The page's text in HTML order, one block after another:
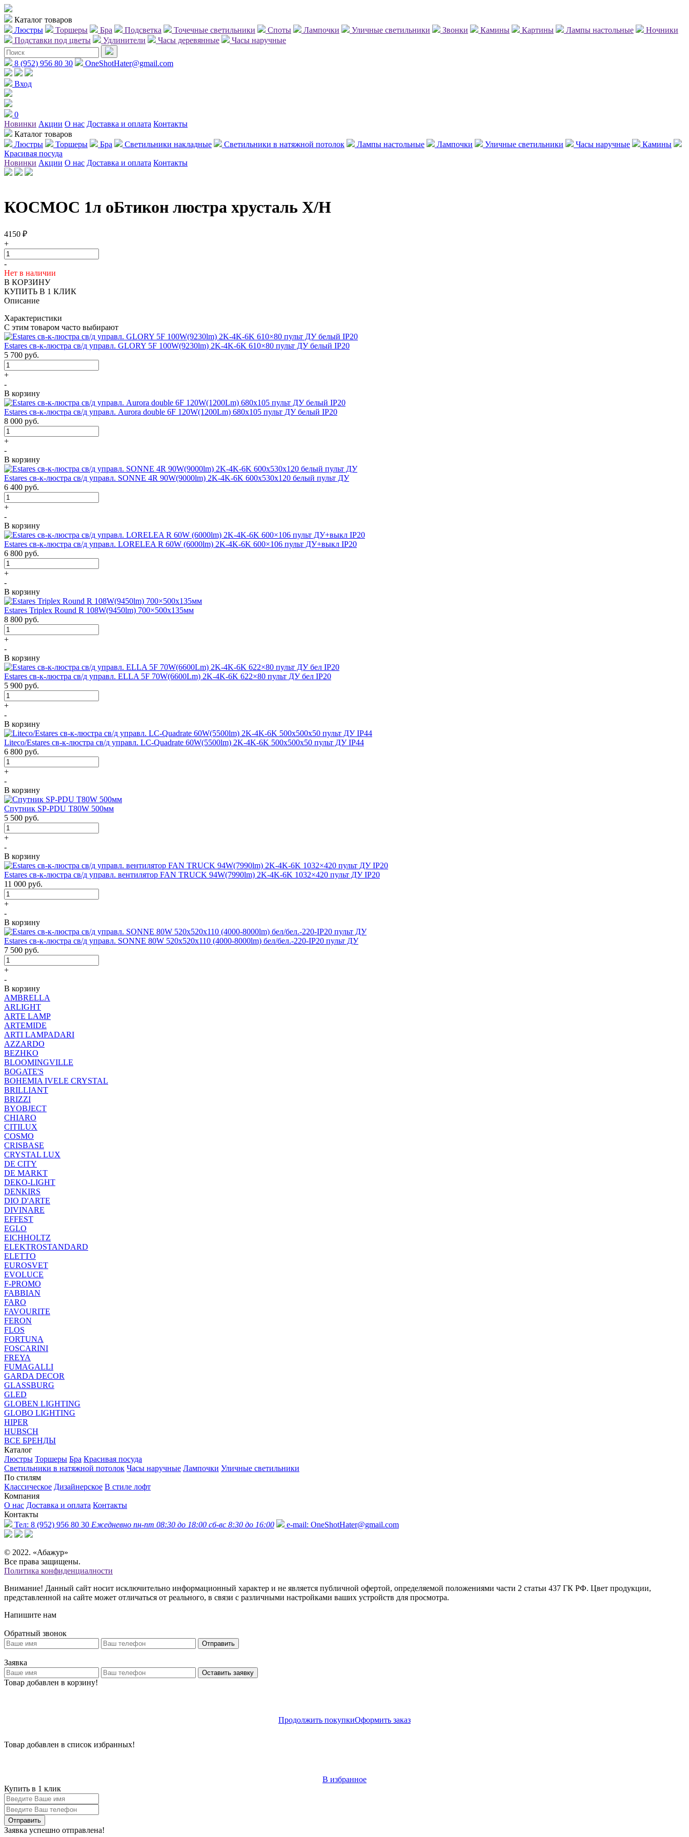
Каталог товаров
Люстры
Торшеры Бра Подсветка Точечные светильники Споты Лампочки Уличные светильники Звонки Камины Картины Лампы настольные
Ночники
Подставки под цветы
Удлинители Часы деревянные Часы наручные
8 (952) 956 80 30 OneShotHater@gmail.com
Вход
0
Новинки Акции О нас Доставка и оплата Контакты
Каталог товаров
Люстры
Торшеры Бра Светильники накладные Светильники в натяжной потолок Лампы настольные Лампочки Уличные светильники Часы наручные
Камины
Красивая посуда
Новинки Акции О нас Доставка и оплата Контакты
КОСМОС 1л оБтикон люстра хрусталь Х/Н
4150 ₽
+
-
Нет в наличии
В КОРЗИНУ
КУПИТЬ В 1 КЛИК
Описание
Характеристики
С этим товаром часто выбирают
Estares св-к-люстра св/д управл. GLORY 5F 100W(9230lm) 2K-4K-6K 610×80 пульт ДУ белый IP20
5 700 руб.
+
-
В корзину
Estares св-к-люстра св/д управл. Aurora double 6F 120W(1200Lm) 680х105 пульт ДУ белый IP20
8 000 руб.
+
-
В корзину
Estares св-к-люстра св/д управл. SONNE 4R 90W(9000lm) 2K-4K-6K 600x530x120 белый пульт ДУ
6 400 руб.
+
-
В корзину
Estares св-к-люстра св/д управл. LORELEA R 60W (6000lm) 2K-4K-6K 600×106 пульт ДУ+выкл IP20
6 800 руб.
+
-
В корзину
Estares Triplex Round R 108W(9450lm) 700×500х135мм
8 800 руб.
+
-
В корзину
Estares св-к-люстра св/д управл. ELLA 5F 70W(6600Lm) 2K-4K-6K 622×80 пульт ДУ бел IP20
5 900 руб.
+
-
В корзину
Liteco/Estares св-к-люстра св/д управл. LC-Quadrate 60W(5500lm) 2K-4K-6K 500x500x50 пульт ДУ IP44
6 800 руб.
+
-
В корзину
Спутник SP-PDU T80W 500мм
5 500 руб.
+
-
В корзину
Estares св-к-люстра св/д управл. вентилятор FAN TRUCK 94W(7990lm) 2K-4K-6K 1032×420 пульт ДУ IP20
11 000 руб.
+
-
В корзину
Estares св-к-люстра св/д управл. SONNE 80W 520x520x110 (4000-8000lm) бел/бел.-220-IP20 пульт ДУ
7 500 руб.
+
-
В корзину
AMBRELLA
ARLIGHT
ARTE LAMP
ARTEMIDE
ARTI LAMPADARI
AZZARDO
BEZHKO
BLOOMINGVILLE
BOGATE'S
BOHEMIA IVELE CRYSTAL
BRILLIANT
BRIZZI
BYOBJECT
CHIARO
CITILUX
COSMO
CRISBASE
CRYSTAL LUX
DE CITY
DE MARKT
DEKO-LIGHT
DENKIRS
DIO D'ARTE
DIVINARE
EFFEST
EGLO
EICHHOLTZ
ELEKTROSTANDARD
ELETTO
EUROSVET
EVOLUCE
F-PROMO
FABBIAN
FARO
FAVOURITE
FERON
FLOS
FORTUNA
FOSCARINI
FREYA
FUMAGALLI
GARDA DECOR
GLASSBURG
GLED
GLOBEN LIGHTING
GLOBO LIGHTING
HIPER
HUBSCH
ВСЕ БРЕНДЫ
Каталог
Люстры Торшеры Бра Красивая посуда
Светильники в натяжной потолок Часы наручные Лампочки Уличные светильники
По стилям
Классическое Дизайнерское В стиле лофт
Компания
О нас Доставка и оплата Контакты
Контакты
Тел: 8 (952) 956 80 30 Ежедневно пн-пт 08:30 до 18:00 сб-вс 8:30 до 16:00 e-mail: OneShotHater@gmail.com
© 2022. «Абажур»
Все права защищены.
Политика конфиденциалности
Внимание! Данный сайт носит исключительно информационный характер и не является публичной офертой, определяемой положениями части 2 статьи 437 ГК РФ. Цвет продукции,
представленной на сайте может отличаться от реального, в связи с различными настройками ваших устройств для просмотра.
Напишите нам
Обратный звонок
Отправить
Заявка
Оставить заявку
Товар добавлен в корзину!
Продолжить покупкиОформить заказ
Товар добавлен в список избранных!
В избранное
Купить в 1 клик
Заявка успешно отправлена!